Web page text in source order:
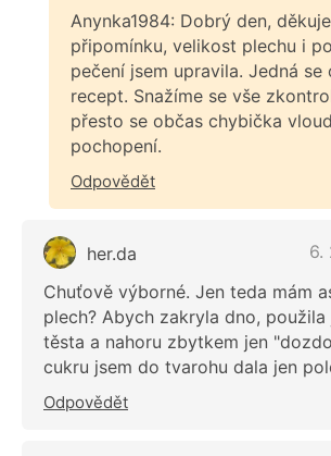
Anynka1984: Dobrý den,
připomínku, velikost plechu i
pečení jsem upravila. Jedná
recept. Snažíme se vše
přesto se občas chybička
pochopení.
Odpovědět
her.da
6.
Chuťově výborné. Jen teda mám
plech? Abych zakryla dno,
těsta a nahoru zbytkem jen
cukru jsem do tvarohu dala jen
Odpovědět